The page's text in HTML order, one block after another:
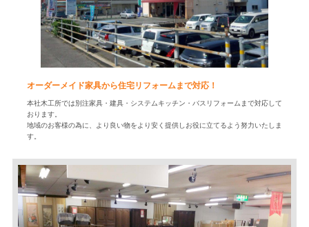
オーダーメイド家具から住宅リフォームまで対応！
本社木工所では別注家具・建具・システムキッチン・バスリフォームまで対応して
おります。
地域のお客様の為に、より良い物をより安く提供しお役に立てるよう努力いたしま
す。